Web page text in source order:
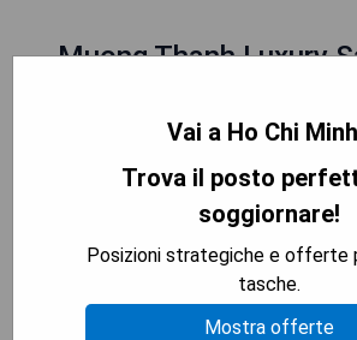
Muong Thanh Luxury
Vai a Ho Chi
Trova il posto
soggiornare!
Posizioni strategiche e
tasche.
Mostra offerte